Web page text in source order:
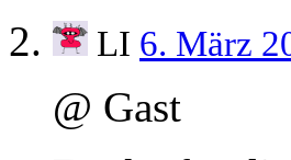
LI 6. März
@ Gast